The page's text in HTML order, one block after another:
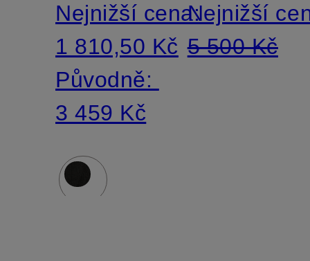
Nejnižší cena:
1 810,50 Kč
Původně:
3 459 Kč
Nejnižší
5 500 Kč